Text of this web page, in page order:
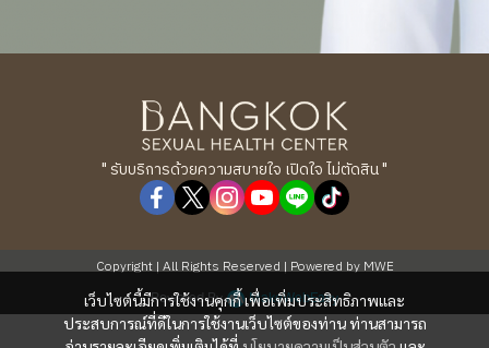
เว็บไซต์นี้มีการใช้งานคุกกี้ เพื่อเพิ่มประสิทธิภาพและ
ประสบการณ์ที่ดีในการใช้งานเว็บไซต์ของท่าน ท่านสามารถ
" รับบริการด้วยความสบายใจ เปิดใจ ไม่ตัดสิน "
Copyright | All Rights Reserved | Powered by MWE
Powered By MakeWebEasy